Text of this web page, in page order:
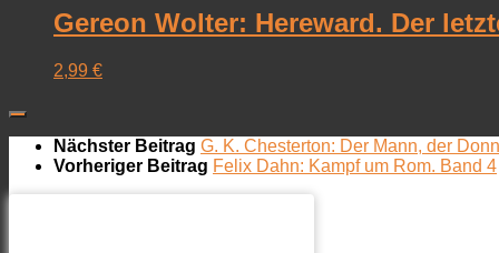
Gereon Wolter: Hereward. Der
2,99 €
Nächster Beitrag G. K. Chesterton: Der Mann, der
Vorheriger Beitrag Felix Dahn: Kampf um Rom. Band 4